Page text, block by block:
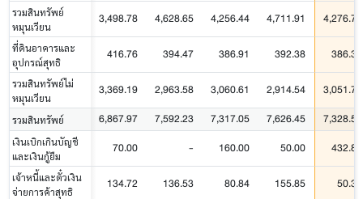
รวมสินทรัพย์
หมุนเวียน
3,498.78 4,628.65 4,256.44 4,711.91 4,276.74
ที่ดินอาคารและ
อุปกรณ์สุทธิ
416.76 394.47 386.91 392.38 386.39
รวมสินทรัพย์ไม่
หมุนเวียน
3,369.19 2,963.58 3,060.61 2,914.54 3,051.76
รวมสินทรัพย์ 6,867.97 7,592.23 7,317.05 7,626.45 7,328.50
เงินเบิกเกินบัญชี
และเงินกู้ยืม
70.00 - 160.00 50.00 432.80
เจ้าหนี้และตั๋วเงิน
จ่ายการค้าสุทธิ
134.72 136.53 80.84 155.85 50.37